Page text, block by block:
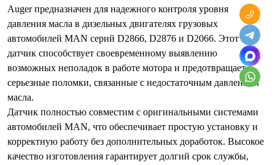
Auger предназначен для надежного контроля уровня
давления масла в дизельных двигателях грузовых
автомобилей MAN серий D2866, D2876 и D2066. Этот
датчик способствует своевременному выявлению
возможных неполадок в работе мотора и предотвращает
серьезные поломки, связанные с недостаточным давлением
масла.
Датчик полностью совместим с оригинальными системами
автомобилей MAN, что обеспечивает простую установку и
корректную работу без дополнительных доработок. Высокое
качество изготовления гарантирует долгий срок службы,